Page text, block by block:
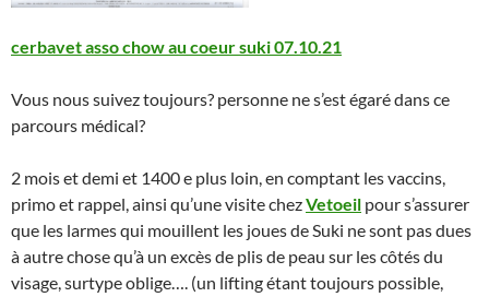
cerbavet asso chow au coeur suki 07.10.21
Vous nous suivez toujours? personne ne s’est égaré dans ce
parcours médical?
2 mois et demi et 1400 e plus loin, en comptant les vaccins,
primo et rappel, ainsi qu’une visite chezVetoeil pour s’assurer
que les larmes qui mouillent les joues de Suki ne sont pas dues
à autre chose qu’à un excès de plis de peau sur les côtés du
visage, surtype oblige…. (un lifting étant toujours possible,